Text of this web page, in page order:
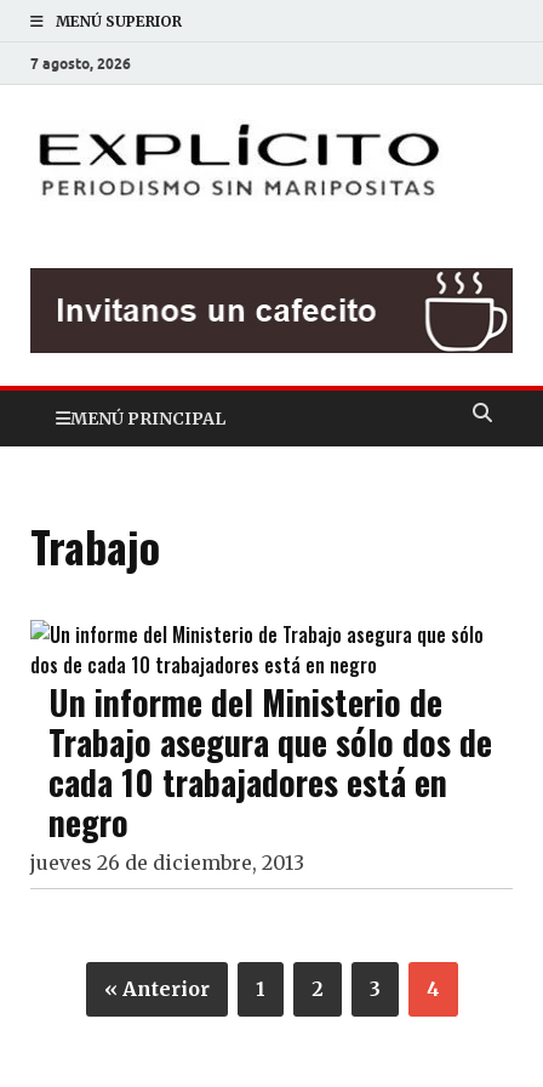
MENÚ SUPERIOR
7 agosto, 2026
MENÚ PRINCIPAL
Trabajo
Un informe del Ministerio de
Trabajo asegura que sólo dos de
cada 10 trabajadores está en
negro
jueves 26 de diciembre, 2013
« Anterior 1 2 3 4